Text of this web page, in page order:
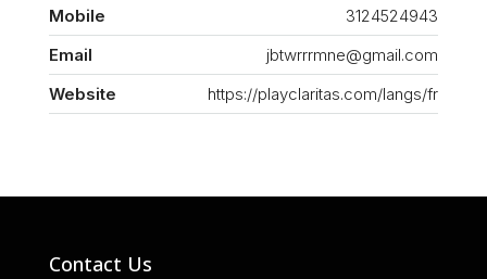
Mobile
3124524943
Email
jbtwrrrmne@gmail.com
Website
https://playclaritas.com/langs/fr
Contact Us